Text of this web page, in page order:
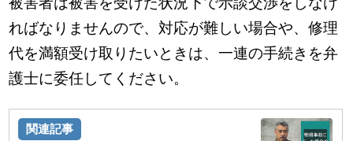
ればなりませんので、対応が難しい場合や、修理
代を満額受け取りたいときは、一連の手続きを弁
護士に委任してください。